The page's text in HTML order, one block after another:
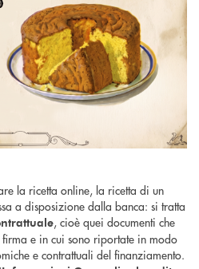
la ricetta online, la ricetta di un
a disposizione dalla banca: si tratta
, cioè quei documenti che
e in cui sono riportate in modo
e contrattuali del finanziamento.